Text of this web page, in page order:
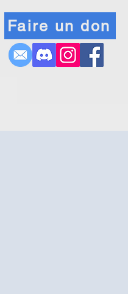
Faire un don